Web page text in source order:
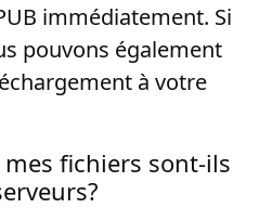
immédiatement. Si
pouvons également
à votre
fichiers sont-ils